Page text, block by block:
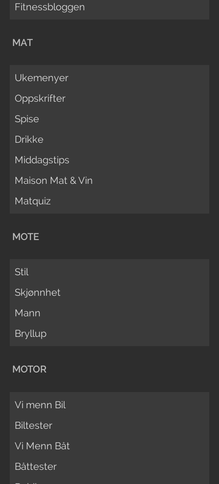
Fitnessbloggen
MAT
Ukemenyer
Oppskrifter
Spise
Drikke
Middagstips
Maison Mat & Vin
Matquiz
MOTE
Stil
Skjønnhet
Mann
Bryllup
MOTOR
Vi menn Bil
Biltester
Vi Menn Båt
Båttester